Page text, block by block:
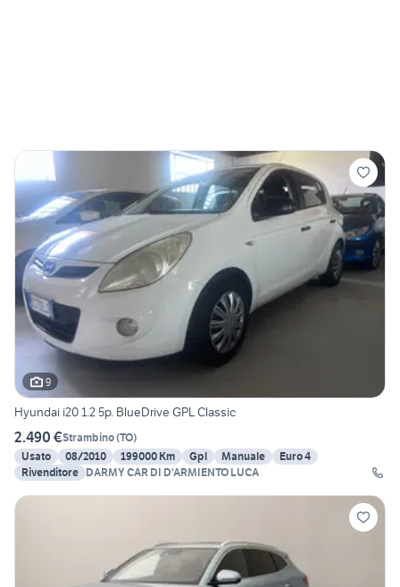
9
Hyundai i20 1.2 5p. BlueDrive GPL Classic
2.490 €Strambino(TO)
Usato
08/2010 199000 Km Gpl Manuale
Euro 4
Rivenditore DARMY CAR DI D'ARMIENTO LUCA